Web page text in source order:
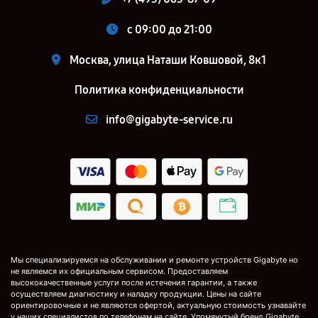
c 09:00 до 21:00
Москва, улица Наташи Ковшовой, 8к1
Политика конфиденциальности
info@gigabyte-service.ru
Мы специализируемся на обслуживании и ремонте устройств Gigabyte но
не являемся их официальным сервисом. Предоставляем
высококачественные услуги после истечения гарантии, а также
осуществляем диагностику и наладку продукции. Цены на сайте
ориентировочные и не являются офертой, актуальную стоимость узнавайте